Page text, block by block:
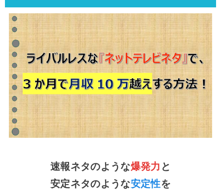
速報ネタのような爆発力 と
安定ネタのような安定性を